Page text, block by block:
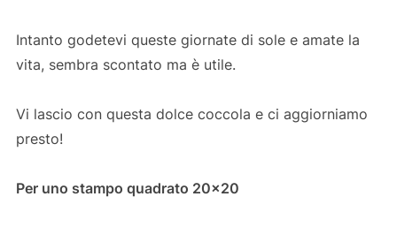
Intanto godetevi queste giornate di sole e amate la
vita, sembra scontato ma è utile.
Vi lascio con questa dolce coccola e ci aggiorniamo
presto!
Per uno stampo quadrato 20×20